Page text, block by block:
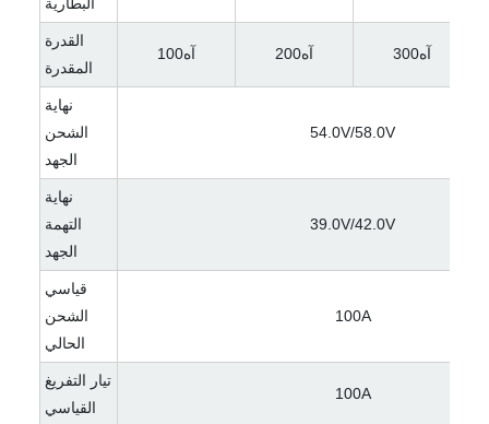
القدرة
المقدرة
آه100 آه200 آه300
نهاية
الشحن
الجهد
54.0V/58.0V
نهاية
التهمة
الجهد
39.0V/42.0V
قياسي
الشحن
الحالي
100A
تيار التفريغ
القياسي
100A